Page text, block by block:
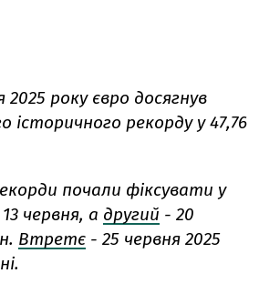
2025 року євро досягнув
історичного рекорду у 47,76
почали фіксувати у
13 червня, а другий - 20
Втретє - 25 червня 2025